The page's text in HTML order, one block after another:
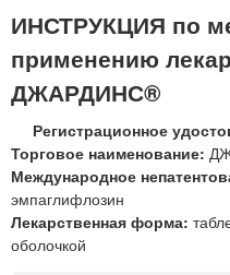
и
ф
и
ц
р
о
в
а
н
Э
Д
С
-
1
1
2
к
ИНСТРУКЦИЯ по
применению
ДЖАРДИНС®
Регистрационное
Торговое наименование:
Международное
эмпаглифлозин
Лекарственная форма:
оболочкой